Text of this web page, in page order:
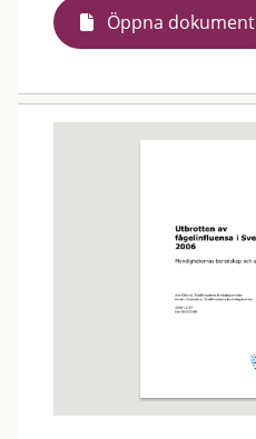
Öppna dokument